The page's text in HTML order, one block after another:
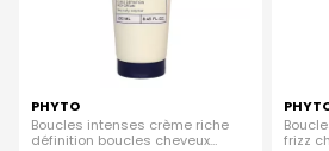
PHYTO
Boucles intenses crème riche
définition boucles cheveux
frizz